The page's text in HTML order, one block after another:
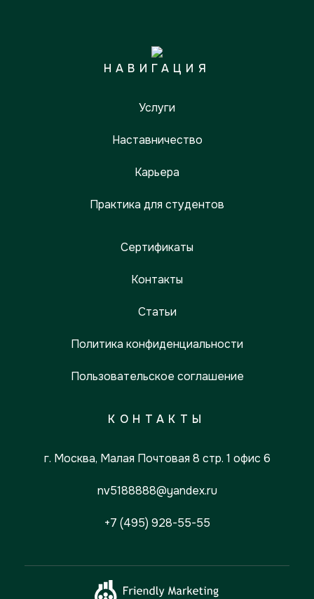
НАВИГАЦИЯ
Услуги
Наставничество
Карьера
Практика для студентов
Сертификаты
Контакты
Статьи
Политика конфиденциальности
Пользовательское соглашение
КОНТАКТЫ
г. Москва, Малая Почтовая 8 стр. 1 офис 6
nv5188888@yandex.ru
+7 (495) 928-55-55